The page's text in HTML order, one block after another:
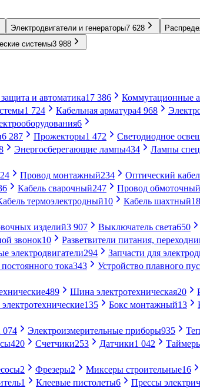
Электродвигатели и генераторы7 628
системы3 988
и автоматика17 386 Коммутационные
1 724 Кабельная арматура4 968
6
6 287 Прожекторы1 472 Светодиодное
Энергосберегающие лампы434 Лампы
Провод монтажный234 Оптический
Кабель сварочный247 Провод обмоточный
термоэлектродный10 Кабель шахтный18
изделий3 907 Выключатель света650
звонок10 Разветвители питания,
электродвигатели294 Запчасти для
тока343 Устройство плавного
489 Шина электротехническая20
135 Бокс монтажный13
074 Электроизмерительные приборы935
420 Счетчики253 Датчики1 042
2 Фрезеры2 Миксеры строительные16
1 Клеевые пистолеты6 Прессы